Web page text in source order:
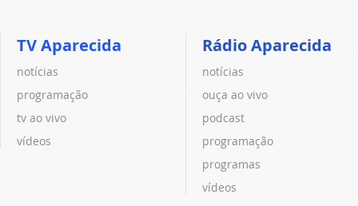
TV Aparecida
notícias
programação
tv ao vivo
vídeos
Rádio Aparecida
notícias
ouça ao vivo
podcast
programação
programas
vídeos